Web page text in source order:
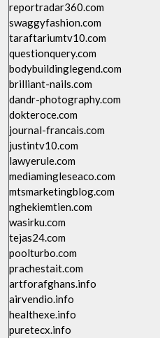
reportradar360.com
swaggyfashion.com
taraftariumtv10.com
questionquery.com
bodybuildinglegend.com
brilliant-nails.com
dandr-photography.com
dokteroce.com
journal-francais.com
justintv10.com
lawyerule.com
mediamingleseaco.com
mtsmarketingblog.com
nghekiemtien.com
wasirku.com
tejas24.com
poolturbo.com
prachestait.com
artforafghans.info
airvendio.info
healthexe.info
puretecx.info